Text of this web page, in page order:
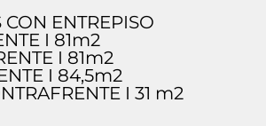
ENTREPISO
I 81m2
I 81m2
I 84,5m2
I 31 m2